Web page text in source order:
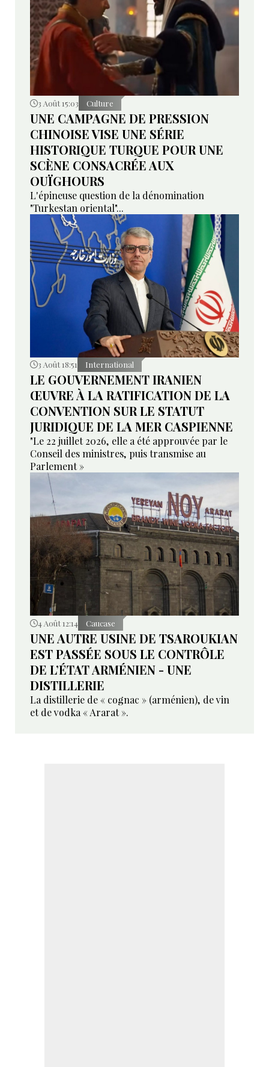
3 Août 15:03 Culture
UNE CAMPAGNE DE PRESSION
CHINOISE VISE UNE SÉRIE
HISTORIQUE TURQUE POUR UNE
SCÈNE CONSACRÉE AUX
OUÏGHOURS
L'épineuse question de la dénomination
"Turkestan oriental"...
3 Août 18:51 International
LE GOUVERNEMENT IRANIEN
ŒUVRE À LA RATIFICATION DE LA
CONVENTION SUR LE STATUT
JURIDIQUE DE LA MER CASPIENNE
"Le 22 juillet 2026, elle a été approuvée par le
Conseil des ministres, puis transmise au
Parlement »
4 Août 12:14 Caucase
UNE AUTRE USINE DE TSAROUKIAN
EST PASSÉE SOUS LE CONTRÔLE
DE L’ÉTAT ARMÉNIEN - UNE
DISTILLERIE
La distillerie de « cognac » (arménien), de vin
et de vodka « Ararat ».